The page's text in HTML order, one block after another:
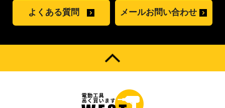
よくある質問 メールお問い合わせ